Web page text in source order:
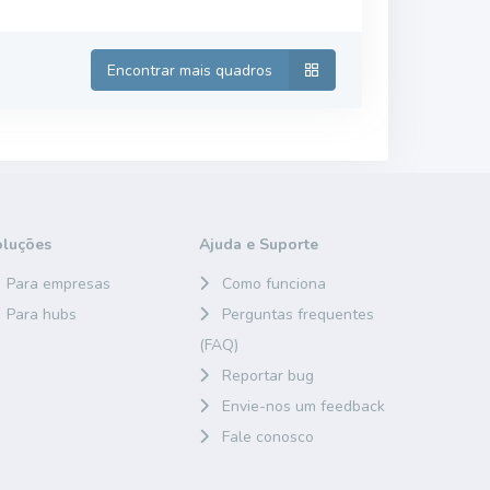
Encontrar mais quadros
Para empresas
Para hubs
Ajuda e Suporte
Como funciona
Perguntas frequentes
(FAQ)
Reportar bug
Envie-nos um feedback
Fale conosco